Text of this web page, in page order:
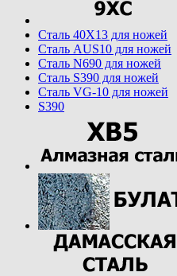
Cталь 40Х13 для ножей
Cталь AUS10 для ножей
Cталь N690 для ножей
Cталь S390 для ножей
Cталь VG-10 для ножей
S390